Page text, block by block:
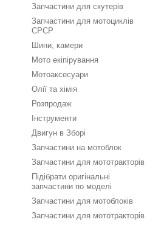
Запчастини для скутерів
Запчастини для мотоциклів
СРСР
Шини, камери
Мото екіпірування
Мотоаксесуари
Олії та хімія
Розпродаж
Інструменти
Двигун в Зборі
Запчастини на мотоблок
Запчастини для мототракторів
Підібрати оригінальні
запчастини по моделі
Запчастини для мотоблоків
Запчастини для мототракторів